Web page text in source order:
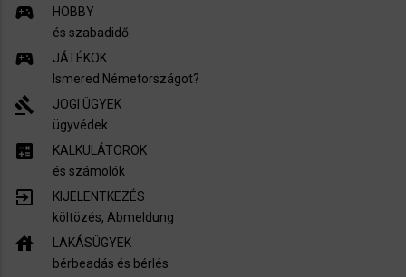
sports_esports
HOBBY
és szabadidő
sports_esports
JÁTÉKOK
Ismered Németországot?
gavel
JOGI ÜGYEK
ügyvédek
calculate
KALKULÁTOROK
és számolók
exit_to_app
KIJELENTKEZÉS
költözés, Abmeldung
house
LAKÁSÜGYEK
bérbeadás és bérlés